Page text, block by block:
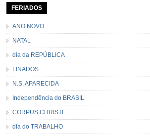
FERIADOS
ANO NOVO
NATAL
dia da REPÚBLICA
FINADOS
N.S. APARECIDA
Independência do BRASIL
CORPUS CHRISTI
dia do TRABALHO